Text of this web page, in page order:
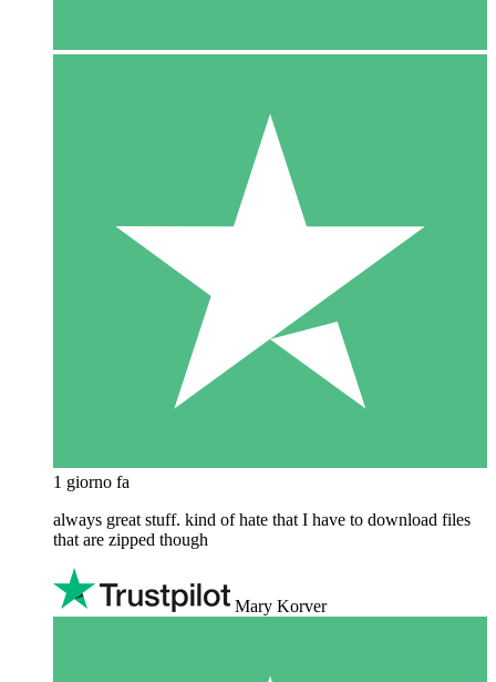
1 giorno fa
always great stuff. kind of hate that I have to download files
that are zipped though
Mary Korver